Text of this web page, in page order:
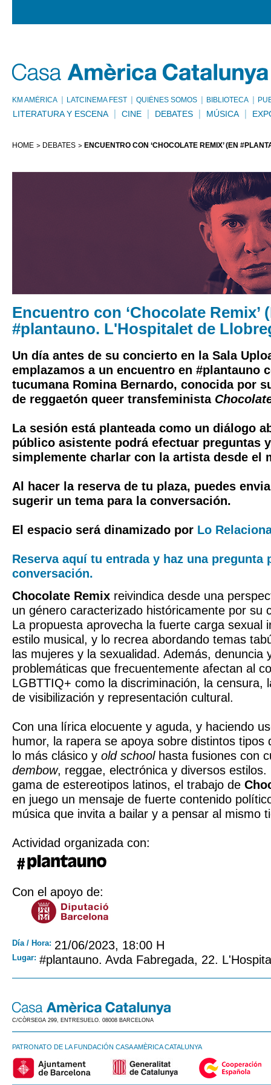
KM AMÈRICA LATCINEMA FEST QUIÉNES SOMOS BIBLIOTECA
LITERATURA Y ESCENA CINE DEBATES MÚSICA
HOME DEBATES ENCUENTRO CON ‘CHOCOLATE REMIX’ (EN
Encuentro con ‘Chocolate Remix’
#plantauno. L'Hospitalet de
Un día antes de su concierto en la Sala
emplazamos a un encuentro en #plantauno
tucumana Romina Bernardo, conocida por
de reggaetón queer transfeminista
La sesión está planteada como un diálogo
público asistente podrá efectuar preguntas
simplemente charlar con la artista desde el
Al hacer la reserva de tu plaza, puedes
sugerir un tema para la conversación.
El espacio será dinamizado por Lo
Reserva aquí tu entrada y haz una pregunta
conversación.
Chocolate Remix reivindica desde una
un género caracterizado históricamente por su
La propuesta aprovecha la fuerte carga sexual
estilo musical, y lo recrea abordando temas
las mujeres y la sexualidad. Además, denuncia
problemáticas que frecuentemente afectan al
LGBTTIQ+ como la discriminación, la censura,
de visibilización y representación cultural.
Con una lírica elocuente y aguda, y haciendo
humor, la rapera se apoya sobre distintos tipos
lo más clásico y old schoolhasta fusiones con
dembow, reggae, electrónica y diversos
gama de estereotipos latinos, el trabajo de
en juego un mensaje de fuerte contenido
música que invita a bailar y a pensar al mismo
Actividad organizada con:
Con el apoyo de:
Día / Hora: 21/06/2023, 18:00 H
Lugar: #plantauno. Avda Fabregada, 22.
C/CÒRSEGA 299, ENTRESUELO. 08008 BARCELONA
PATRONATO DE LA FUNDACIÓN CASA AMÈRICA CATALUNYA